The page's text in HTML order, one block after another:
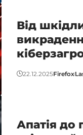
Від
22.12.2025Firefox
Апатія до